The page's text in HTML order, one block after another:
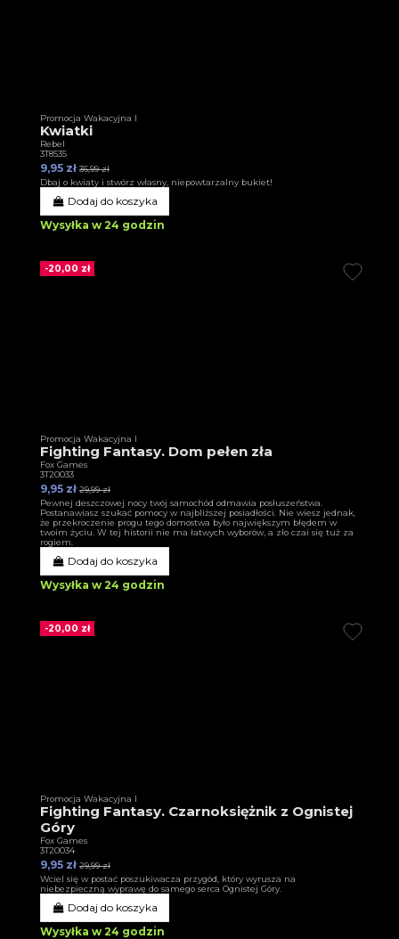
Promocja Wakacyjna I
Kwiatki
Rebel
3T8535
9,95 zł 36,99 zł
Dbaj o kwiaty i stwórz własny, niepowtarzalny bukiet!
Dodaj do koszyka
Wysyłka w 24 godzin
-20,00 zł
Promocja Wakacyjna I
Fighting Fantasy. Dom pełen zła
Fox Games
3T20033
9,95 zł 29,99 zł
Pewnej deszczowej nocy twój samochód odmawia posłuszeństwa.
Postanawiasz szukać pomocy w najbliższej posiadłości. Nie wiesz jednak,
że przekroczenie progu tego domostwa było największym błędem w
twoim życiu. W tej historii nie ma łatwych wyborów, a zło czai się tuż za
rogiem.
Dodaj do koszyka
Wysyłka w 24 godzin
-20,00 zł
Promocja Wakacyjna I
Fighting Fantasy. Czarnoksiężnik z Ognistej
Góry
Fox Games
3T20034
9,95 zł 29,99 zł
Wciel się w postać poszukiwacza przygód, który wyrusza na
niebezpieczną wyprawę do samego serca Ognistej Góry.
Dodaj do koszyka
Wysyłka w 24 godzin